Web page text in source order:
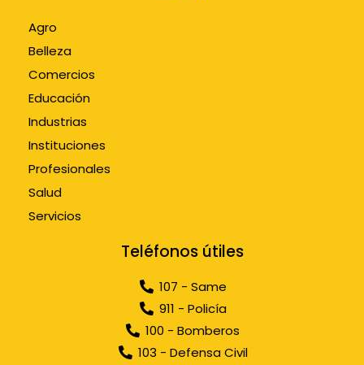
Agro
Belleza
Comercios
Educación
Industrias
Instituciones
Profesionales
Salud
Servicios
Teléfonos útiles
107 - Same
911 - Policía
100 - Bomberos
103 - Defensa Civil